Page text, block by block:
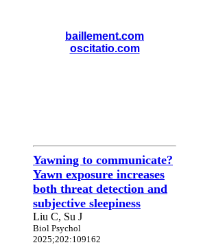
baillement.com
oscitatio.com
Yawning to communicate?
Yawn exposure increases
both threat detection and
subjective sleepiness
Liu C, Su J
Biol Psychol
2025;202:109162